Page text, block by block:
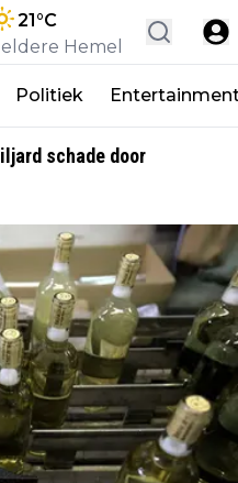
21°C
Hemel
Politiek
schade door